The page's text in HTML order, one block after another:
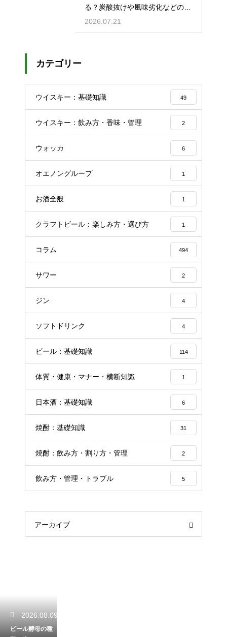
る？炭酸抜けや風味劣化などの影
響を解説
2026.07.21
カテゴリー
ウイスキー：基礎知識 49
ウイスキー：飲み方・香味・管理 2
ウォッカ 6
オエノングループ 1
お酒全般 1
クラフトビール：楽しみ方・選び方 1
コラム 494
サワー 2
ジン 4
ソフトドリンク 4
ビール：基礎知識 114
体質・健康・マナー・横断知識 1
日本酒：基礎知識 6
焼酎：基礎知識 31
焼酎：飲み方・割り方・管理 2
飲み方・管理・トラブル 5
アーカイブ
2026.08.09
ビール酵母の種